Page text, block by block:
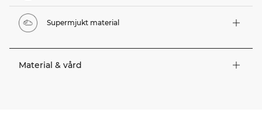
Supermjukt material
Material & vård